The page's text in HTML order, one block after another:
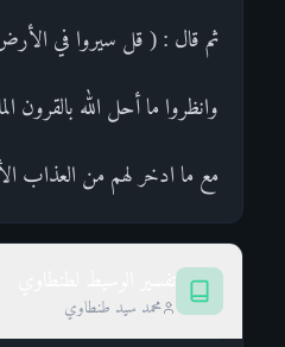
ثم قال : ( قل سيروا في
وانظروا ما أحل الله بالقرون
مع ما ادخر لهم من العذاب
محمد سيد طنطاوي